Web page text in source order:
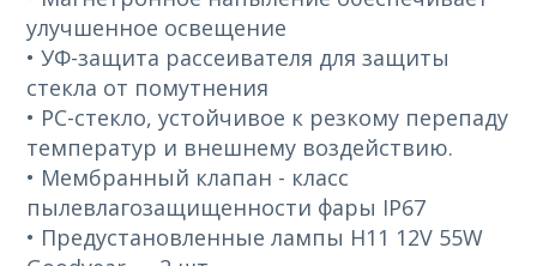
улучшенное освещение
• УФ-защита рассеивателя для защиты
стекла от помутнения
• PC-стекло, устойчивое к резкому перепаду
температур и внешнему воздействию.
• Мембранный клапан - класс
пылевлагозащищенности фары IP67
• Предустановленные лампы H11 12V 55W